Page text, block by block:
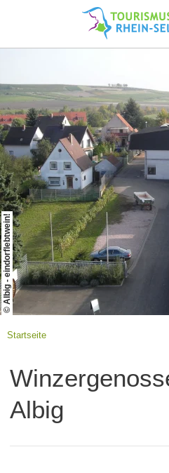
Rhein-
Entdecken
Wein &
Kultur &
Buchen &
© Albig - eindorflebtwein!
Startseite
Albig